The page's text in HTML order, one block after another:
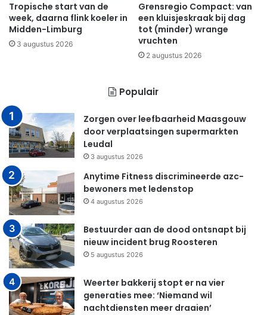
Tropische start van de
week, daarna flink koeler in
Midden-Limburg
3 augustus 2026
Grensregio Compact: van
een kluisjeskraak bij dag
tot (minder) wrange
vruchten
2 augustus 2026
Populair
Zorgen over leefbaarheid Maasgouw
door verplaatsingen supermarkten
Leudal
3 augustus 2026
Anytime Fitness discrimineerde azc-
bewoners met ledenstop
4 augustus 2026
Bestuurder aan de dood ontsnapt bij
nieuw incident brug Roosteren
5 augustus 2026
Weerter bakkerij stopt er na vier
generaties mee: ‘Niemand wil
nachtdiensten meer draaien’